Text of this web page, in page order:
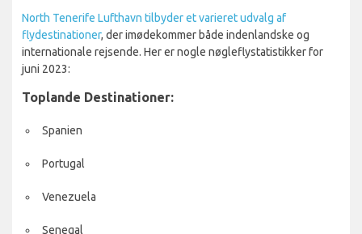
North Tenerife Lufthavn tilbyder et varieret udvalg af
flydestinationer, der imødekommer både indenlandske og
internationale rejsende. Her er nogle nøgleflystatistikker for
juni 2023:
Toplande Destinationer:
Spanien
Portugal
Venezuela
Senegal